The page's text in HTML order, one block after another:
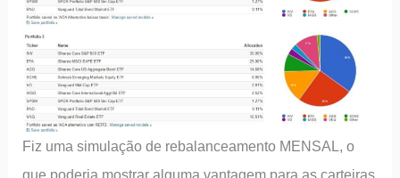
Fiz uma simulação de rebalanceamento MENSAL, o
que poderia mostrar alguma vantagem para as carteiras